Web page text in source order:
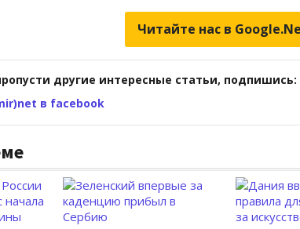
Читайте нас в
другие интересные статьи, подпишись:
в facebook